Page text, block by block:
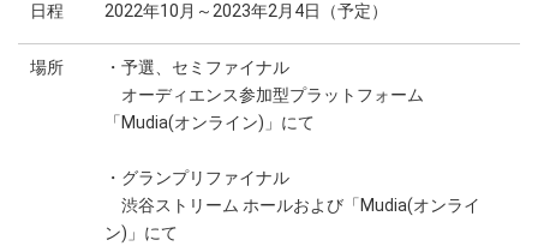
日程 2022年10月～2023年2月4日（予定）
場所
・予選、セミファイナル
オーディエンス参加型プラットフォーム
「Mudia(オンライン)」にて
・グランプリファイナル
渋谷ストリーム ホールおよび「Mudia(オンライ
ン)」にて